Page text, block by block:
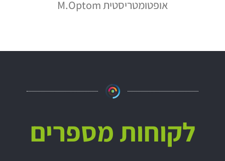
אופטומטריסטית M.Optom
לקוחות מספרים